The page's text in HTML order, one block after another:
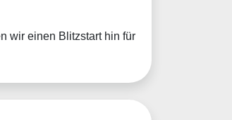
wir einen Blitzstart hin für